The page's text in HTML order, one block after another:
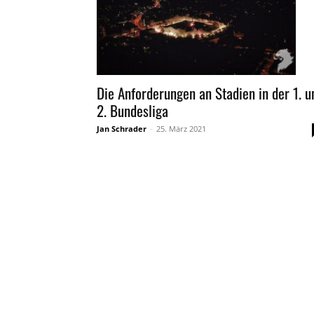
Die Anforderungen an Stadien in der 1.
2. Bundesliga
Jan Schrader - 25. März 2021